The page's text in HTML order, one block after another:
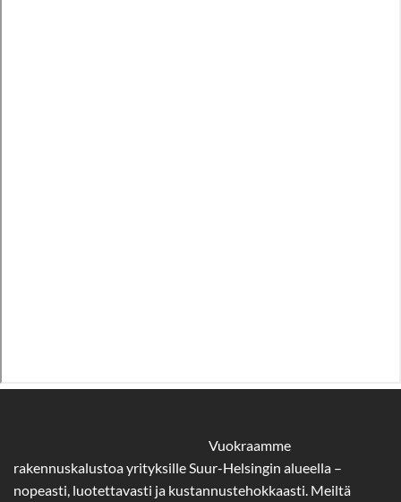
Vuokraamme
rakennuskalustoa yrityksille Suur-Helsingin alueella –
nopeasti, luotettavasti ja kustannustehokkaasti. Meiltä